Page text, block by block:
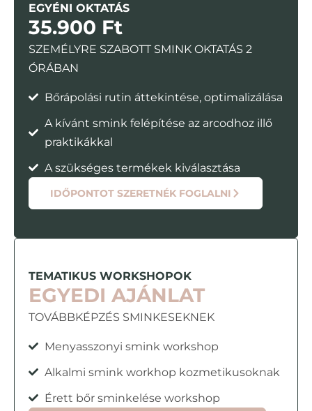
EGYÉNI OKTATÁS
35.900 Ft
SZEMÉLYRE SZABOTT SMINK OKTATÁS 2
ÓRÁBAN
Bőrápolási rutin áttekintése, optimalizálása
A kívánt smink felépítése az arcodhoz illő
praktikákkal
A szükséges termékek kiválasztása
IDŐPONTOT SZERETNÉK FOGLALNI
TEMATIKUS WORKSHOPOK
EGYEDI AJÁNLAT
TOVÁBBKÉPZÉS SMINKESEKNEK
Menyasszonyi smink workshop
Alkalmi smink workhop kozmetikusoknak
Érett bőr sminkelése workshop